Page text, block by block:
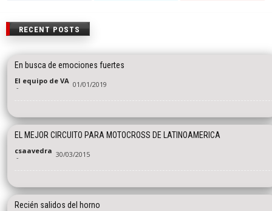
RECENT POSTS
En busca de emociones fuertes
El equipo de VA
- 01/01/2019
EL MEJOR CIRCUITO PARA MOTOCROSS DE LATINOAMERICA
csaavedra
- 30/03/2015
Recién salidos del horno